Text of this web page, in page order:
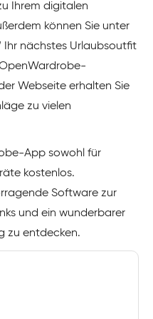
Ihrem digitalen
können Sie unter
Ihr nächstes Urlaubsoutfit
Webseite erhalten Sie
zu vielen
App sowohl für
kostenlos.
Software zur
und ein wunderbarer
zu entdecken.